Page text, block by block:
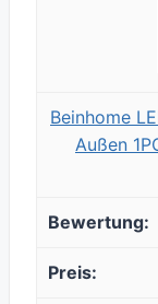
Beinhome
Außen